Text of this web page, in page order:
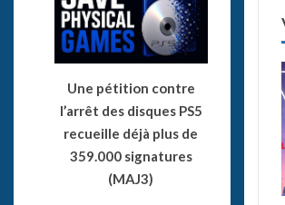
Une pétition contre
l’arrêt des disques PS5
recueille déjà plus de
359.000 signatures
(MAJ3)